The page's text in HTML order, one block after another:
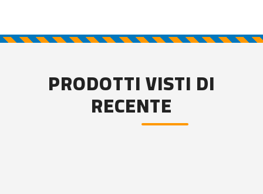
PRODOTTI VISTI DI
RECENTE